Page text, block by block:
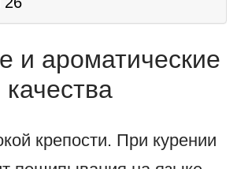
и ароматические
качества
крепости. При курении